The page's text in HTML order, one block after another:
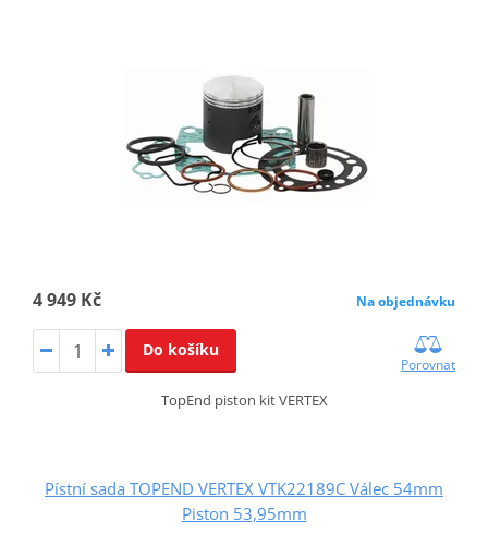
4 949 Kč Na objednávku
Do košíku
Porovnat
TopEnd piston kit VERTEX
Pístní sada TOPEND VERTEX VTK22189C Válec 54mm
Piston 53,95mm